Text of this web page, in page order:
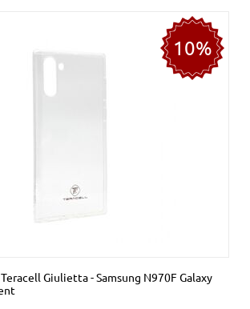
10%
Giulietta - Samsung N970F Galaxy